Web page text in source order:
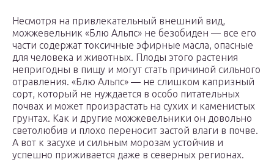
Несмотря на привлекательный внешний вид,
можжевельник «Блю Альпс» не безобиден — все его
части содержат токсичные эфирные масла, опасные
для человека и животных. Плоды этого растения
непригодны в пищу и могут стать причиной сильного
отравления. «Блю Альпс» — не слишком капризный
сорт, который не нуждается в особо питательных
почвах и может произрастать на сухих и каменистых
грунтах. Как и другие можжевельники он довольно
светолюбив и плохо переносит застой влаги в почве.
А вот к засухе и сильным морозам устойчив и
успешно приживается даже в северных регионах.